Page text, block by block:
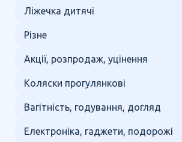
Ліжечка дитячі
Різне
Акції, розпродаж, уцінення
Коляски прогулянкові
Вагітність, годування, догляд
Електроніка, гаджети, подорожі